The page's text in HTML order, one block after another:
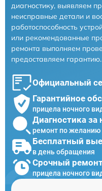
диагностику, выявляем
неисправные детали и
работоспособность
или рекомендованные
ремонта выполняем
предоставляем гарантию.
Официальный
Гарантийное
прицела ночного
Диагностика за
ремонт по желанию
Бесплатный
в день обращения
Срочный
прицела ночного